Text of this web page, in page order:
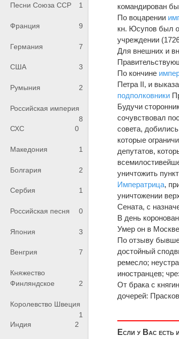
Песни Союза ССР 1
Франция 9
Германия 7
США 3
Румыния 2
Российская империя
8
СХС
0
Македония 1
Болгария 2
Сербия 1
Российская песня 0
Япония 3
Венгрия 7
Княжество
Финляндское
2
Королевство Швеция
1
Индия
2
командирован
По воцарении
кн. Юсупов был
учреждении (1726
Для внешних и
По кончине
Петра II, и
подполковники
Будучи
сочувствовал
совета,
которые
депутатов,
уничтожить
Императрица,
уничтожении
Сената, с
В день
Умер он в
По отзыву
достойный
ремесло;
иностранцев;
От брака с
дочерей:
Если у Вас есть